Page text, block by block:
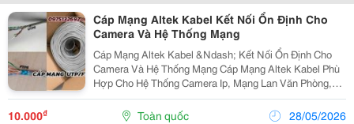
Cáp Mạng Altek Kabel Kết Nối Ổn Định Cho
Camera Và Hệ Thống Mạng
Cáp Mạng Altek Kabel &Ndash; Kết Nối Ổn Định Cho
Camera Và Hệ Thống Mạng Cáp Mạng Altek Kabel Phù
Hợp Cho Hệ Thống Camera Ip, Mạng Lan Văn Phòng,
Nhà Xưởng Và Công Trình Nhờ Khả Năng Truyền Dữ
Liệu Ổn Định Và Độ Bền Cao Trong Quá Trình Sử Dụng.
10.000₫ Toàn quốc 28/05/2026